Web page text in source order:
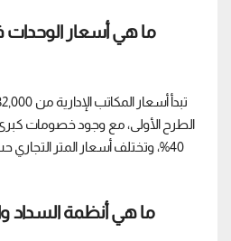
الطرح الأولى، مع وجود خصومات
40%، وتختلف أسعار المتر
ما هي أنظمة السداد